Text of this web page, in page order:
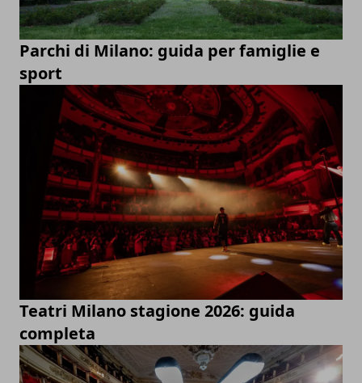
Parchi di Milano: guida per famiglie e
sport
Teatri Milano stagione 2026: guida
completa